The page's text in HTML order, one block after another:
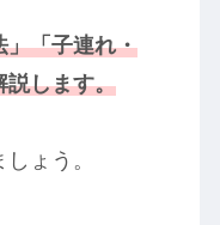
」「子連れ・
説します。
ょう。